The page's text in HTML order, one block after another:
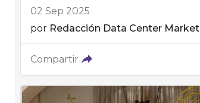
02 Sep 2025
por Redacción Data Center Market
Compartir